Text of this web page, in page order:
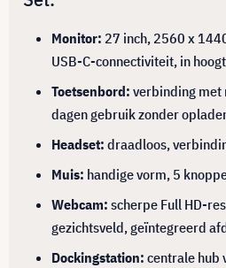
Monitor: 27 inch, 2560 x
USB-C-connectiviteit, in
Toetsenbord: verbinding met
dagen gebruik zonder
Headset: draadloos,
Muis: handige vorm, 5
Webcam: scherpe Full HD-
gezichtsveld, geïntegreerd
Dockingstation: centrale hub